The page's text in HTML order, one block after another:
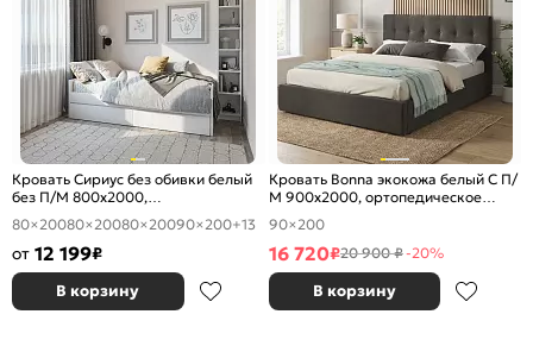
Кровать Сириус без обивки белый
без П/М 800x2000,
ортопедическое основание,
изголовье жесткое
80×20080×20080×20090×200+13
от 12 199₽
В корзину
Кровать Bonna экокожа белый С П/
М 900x2000, ортопедическое
основание, изголовье мягкое
90×200
16 720₽20 900 ₽-20%
В корзину